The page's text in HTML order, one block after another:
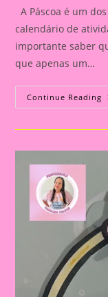
A Páscoa é um
calendário de
importante saber
que apenas um…
Continue Reading